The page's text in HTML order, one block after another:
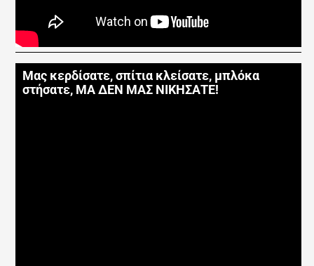
Μας κερδίσατε, σπίτια κλείσατε, μπλόκα
στήσατε, ΜΑ ΔΕΝ ΜΑΣ ΝΙΚΗΣΑΤΕ!